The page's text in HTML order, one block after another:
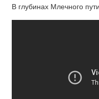
В глубинах Млечного